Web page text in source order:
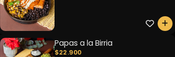
0
Papas a la Birria
$22.900